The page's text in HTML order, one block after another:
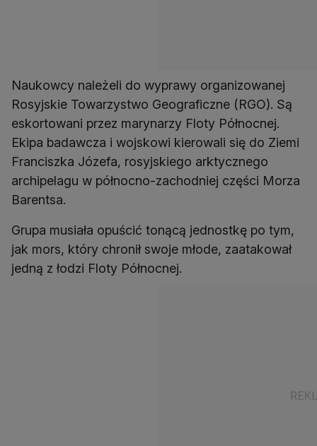
Naukowcy należeli do wyprawy organizowanej
Rosyjskie Towarzystwo Geograficzne (RGO). Są
eskortowani przez marynarzy Floty Północnej.
Ekipa badawcza i wojskowi kierowali się do Ziemi
Franciszka Józefa, rosyjskiego arktycznego
archipelagu w północno-zachodniej części Morza
Barentsa.
Grupa musiała opuścić tonącą jednostkę po tym,
jak mors, który chronił swoje młode, zaatakował
jedną z łodzi Floty Północnej.